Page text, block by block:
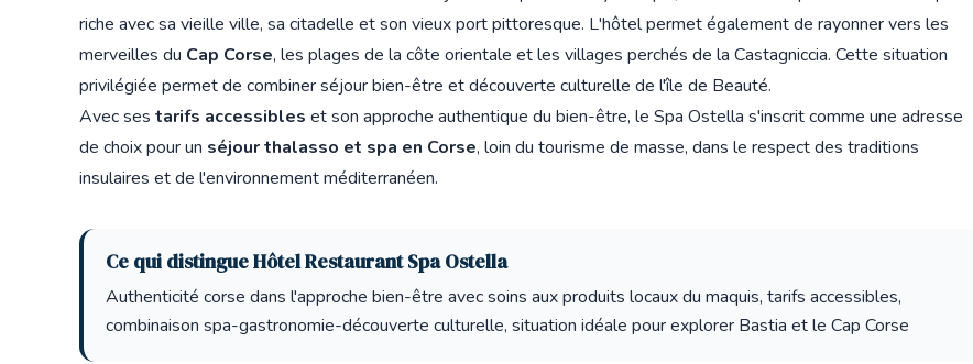
riche avec sa vieille ville, sa citadelle et son vieux port pittoresque. L'hôtel permet également de rayonner vers les
merveilles du Cap Corse, les plages de la côte orientale et les villages perchés de la Castagniccia. Cette situation
privilégiée permet de combiner séjour bien-être et découverte culturelle de l'île de Beauté.
Avec ses tarifs accessibles et son approche authentique du bien-être, le Spa Ostella s'inscrit comme une adresse
de choix pour un séjour thalasso et spa en Corse, loin du tourisme de masse, dans le respect des traditions
insulaires et de l'environnement méditerranéen.
Ce qui distingue Hôtel Restaurant Spa Ostella
Authenticité corse dans l'approche bien-être avec soins aux produits locaux du maquis, tarifs accessibles,
combinaison spa-gastronomie-découverte culturelle, situation idéale pour explorer Bastia et le Cap Corse